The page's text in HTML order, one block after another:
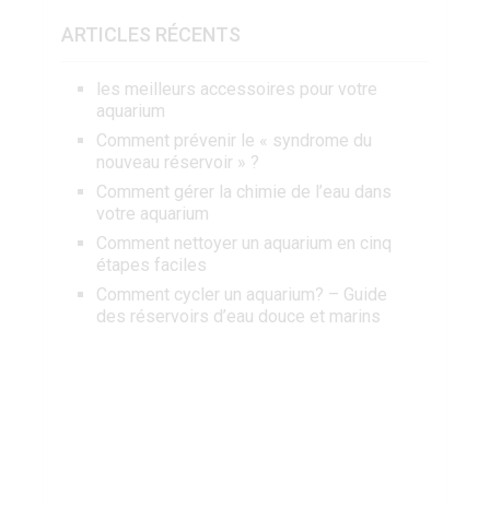
ARTICLES RÉCENTS
les meilleurs accessoires pour votre
aquarium
Comment prévenir le « syndrome du
nouveau réservoir » ?
Comment gérer la chimie de l’eau dans
votre aquarium
Comment nettoyer un aquarium en cinq
étapes faciles
Comment cycler un aquarium? – Guide
des réservoirs d’eau douce et marins